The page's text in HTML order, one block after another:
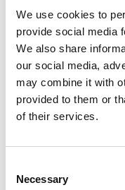
We use cookies to
provide social media
We also share
our social media,
may combine it with
provided to them or
of their services.
Selection
Necessary
of
https://
Donate and